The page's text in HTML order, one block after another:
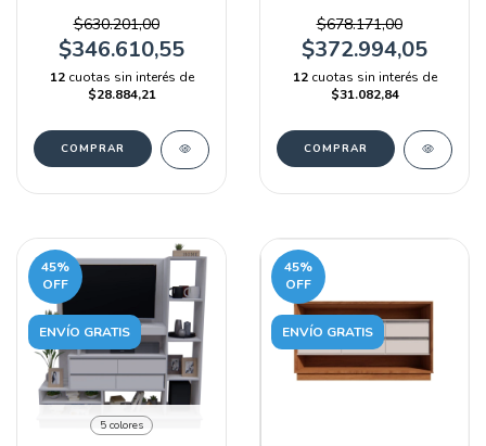
$630.201,00
$346.610,55
12 cuotas sin interés de
$28.884,21
COMPRAR
$678.171,00
$372.994,05
12 cuotas sin interés de
$31.082,84
COMPRAR
45%
OFF
ENVÍO GRATIS
5 colores
45%
OFF
ENVÍO GRATIS